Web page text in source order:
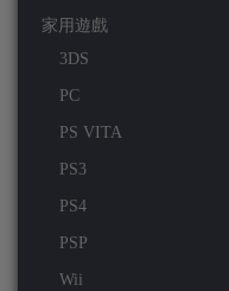
家用遊戲
3DS
PC
PS VITA
PS3
PS4
PSP
Wii